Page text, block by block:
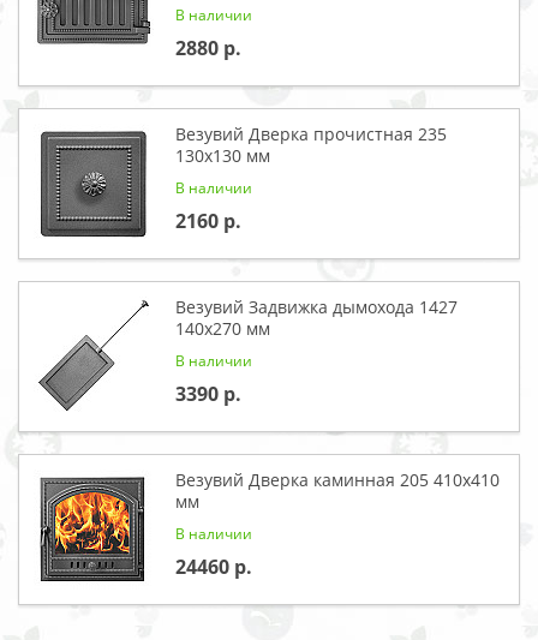
В наличии
2880
Везувий Дверка прочистная 235
130x130 мм
В наличии
2160
Везувий Задвижка дымохода 1427
140x270 мм
В наличии
3390
Везувий Дверка каминная 205 410x410
мм
В наличии
24460